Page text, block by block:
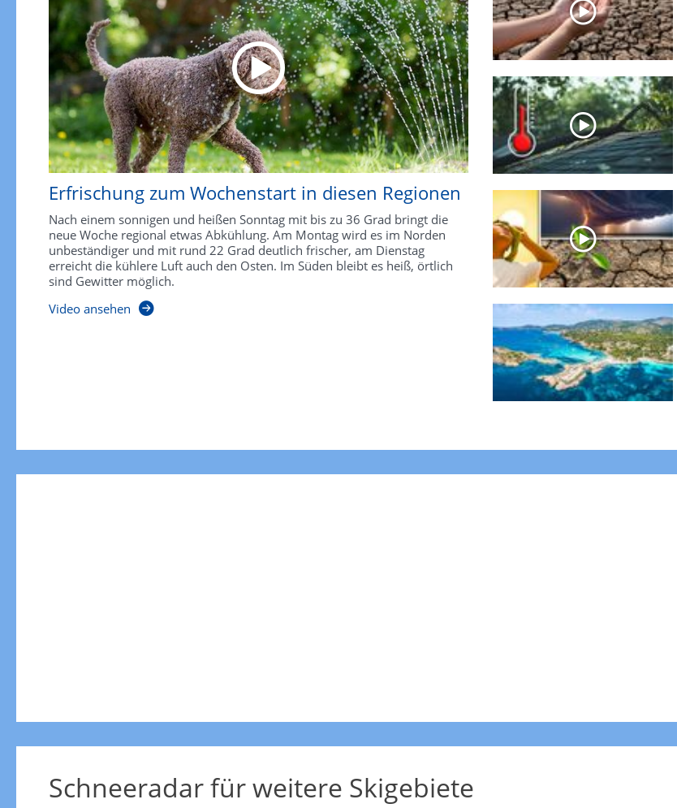
Erfrischung zum Wochenstart in diesen Regionen
Nach einem sonnigen und heißen Sonntag mit bis zu 36 Grad bringt die
neue Woche regional etwas Abkühlung. Am Montag wird es im Norden
unbeständiger und mit rund 22 Grad deutlich frischer, am Dienstag
erreicht die kühlere Luft auch den Osten. Im Süden bleibt es heiß, örtlich
sind Gewitter möglich.
Video ansehen
Schneeradar für weitere Skigebiete